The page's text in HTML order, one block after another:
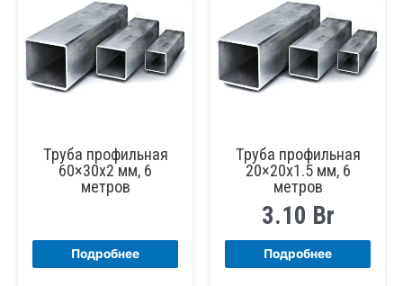
Труба профильная
60×30х2 мм, 6
метров
Подробнее
Труба профильная
20×20х1.5 мм, 6
метров
3.10 Br
Подробнее